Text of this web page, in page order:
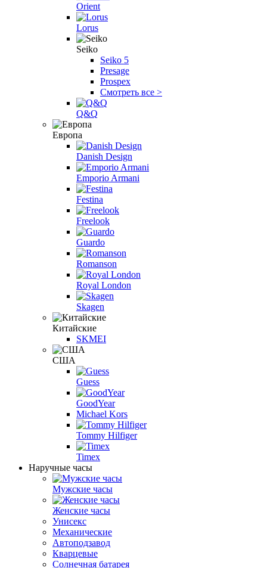
Orient
Lorus
Seiko
Seiko 5
Presage
Prospex
Смотреть все >
Q&Q
Европа
Danish Design
Emporio Armani
Festina
Freelook
Guardo
Romanson
Royal London
Skagen
Китайские
SKMEI
США
Guess
GoodYear
Michael Kors
Tommy Hilfiger
Timex
Наручные часы
Мужские часы
Женские часы
Унисекс
Механические
Автоподзавод
Кварцевые
Солнечная батарея